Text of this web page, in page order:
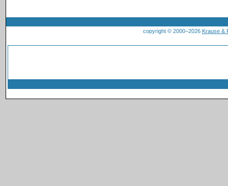
copyright © 2000–2026 Krause &